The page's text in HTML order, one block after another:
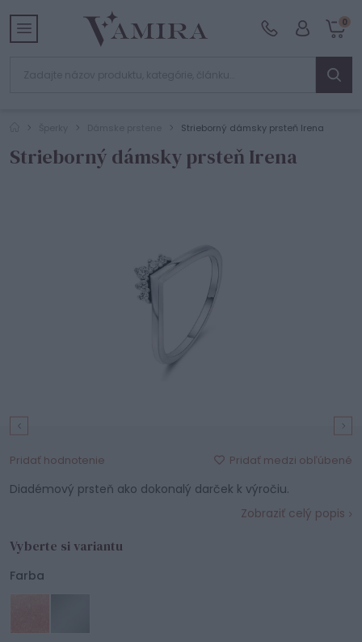
0
Strieborný dámsky prsteň Irena
Strieborný dámsky prsteň Irena
Pridať hodnotenie Pridať medzi obľúbené
Diadémový prsteň ako dokonalý darček k výročiu.
Zobraziť celý popis
Vyberte si variantu
Farba